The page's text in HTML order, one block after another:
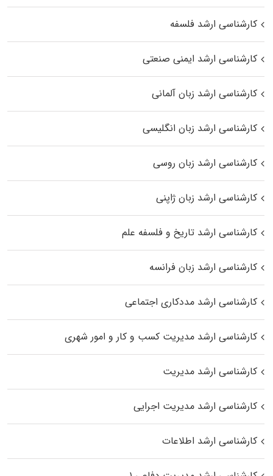
کارشناسی ارشد فلسفه
کارشناسی ارشد ایمنی صنعتی
کارشناسی ارشد زبان آلمانی
کارشناسی ارشد زبان انگلیسی
کارشناسی ارشد زبان روسی
کارشناسی ارشد زبان ژاپنی
کارشناسی ارشد تاریخ و فلسفه علم
کارشناسی ارشد زبان فرانسه
کارشناسی ارشد مددکاری اجتماعی
کارشناسی ارشد مدیریت کسب و کار و امور شهری
کارشناسی ارشد مدیریت
کارشناسی ارشد مدیریت اجرایی
کارشناسی ارشد اطلاعات